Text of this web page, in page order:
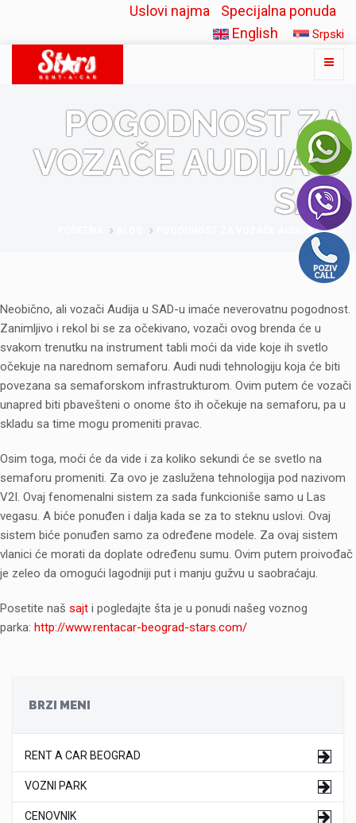
Uslovi najma
Specijalna ponuda
English
Srpski
POGODNOST ZA
VOZAČE AUDIJA U
SAD
POGODNOST ZA VOZAČE AUDIJA U SAD
Neobično, ali vozači Audija u SAD-u imaće neverovatnu pogodnost.
Zanimljivo i rekol bi se za očekivano, vozači ovog brenda će u
svakom trenutku na instrument tabli moći da vide koje ih svetlo
očekuje na narednom semaforu. Audi nudi tehnologiju koja će biti
povezana sa semaforskom infrastrukturom. Ovim putem će vozači
unapred biti pbavešteni o onome što ih očekuje na semaforu, pa u
skladu sa time mogu promeniti pravac.
Osim toga, moći će da vide i za koliko sekundi će se svetlo na
semaforu promeniti. Za ovo je zaslužena tehnologija pod nazivom
V2I. Ovaj fenomenalni sistem za sada funkcioniše samo u Las
vegasu. A biće ponuđen i dalja kada se za to steknu uslovi. Ovaj
sistem biće ponuđen samo za određene modele. Za ovaj sistem
vlanici će morati da doplate određenu sumu. Ovim putem proivođač
je zeleo da omogući lagodniji put i manju gužvu u saobraćaju.
Posetite naš sajt i pogledajte šta je u ponudi našeg voznog
parka: http://www.rentacar-beograd-stars.com/
BRZI MENI
RENT A CAR BEOGRAD
VOZNI PARK
CENOVNIK